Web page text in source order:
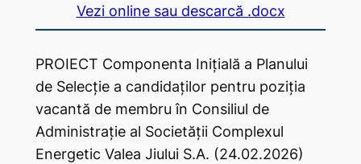
Vezi online sau descarcă .docx
PROIECT Componenta Inițială a Planului
de Selecție a candidaților pentru poziția
vacantă de membru în Consiliul de
Administrație al Societății Complexul
Energetic Valea Jiului S.A. (24.02.2026)